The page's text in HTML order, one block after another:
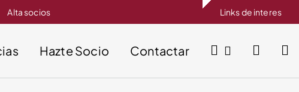
Alta socios Links de interes
Hazte Socio Contactar